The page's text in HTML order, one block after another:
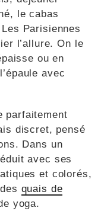
le cabas
Parisiennes
l’allure. On le
ou en
avec
parfaitement
discret, pensé
Dans un
avec ses
et colorés,
quais de
yoga.